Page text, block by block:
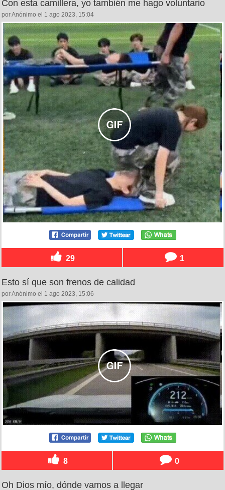
Con esta camillera, yo también me hago voluntario
por Anónimo el 1 ago 2023, 15:04
29 1
Esto sí que son frenos de calidad
por Anónimo el 1 ago 2023, 15:06
8 0
Oh Dios mío, dónde vamos a llegar